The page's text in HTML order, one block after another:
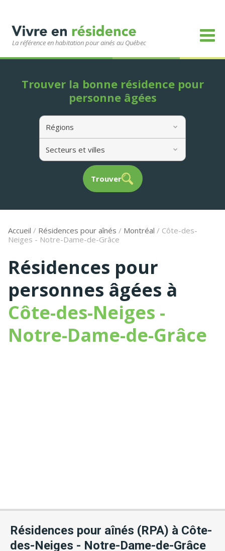
La référence en habitation pour ainés au Québec
Régions
Secteurs et villes
Trouver
Trouver la bonne résidence pour
personne âgées
Accueil / Résidences pour aînés / Montréal / Côte-des-
Neiges - Notre-Dame-de-Grâce
Résidences pour
personnes âgées à
Côte-des-Neiges -
Notre-Dame-de-Grâce
Résidences pour aînés (RPA) à Côte-
des-Neiges - Notre-Dame-de-Grâce